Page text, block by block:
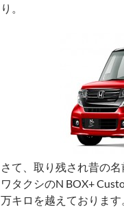
り。
さて、取り残され昔の
ワタクシのN BOX+
万キロを越えておりま